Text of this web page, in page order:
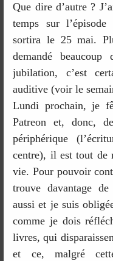
Que dire d’autre ?
temps sur l’épisode
sortira le 25 mai.
demandé
jubilation, c’est
auditive (voir le
Lundi prochain, je
Patreon et, donc,
périphérique
centre), il est tout de
vie. Pour pouvoir
trouve davantage
aussi et je suis
comme je dois
livres, qui
et ce, malgré